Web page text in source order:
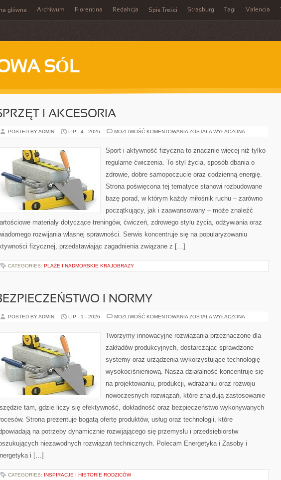
główna Archiwum Fiorentina Redakcja Spis Treści Strasburg Tagi Valencia
SÓL
I AKCESORIA
POSTED BY ADMIN LIP - 4 - 2026 MOŻLIWOŚĆ KOMENTOWANIA SPRZĘT
ZOSTAŁA WYŁĄCZONA
Sport i aktywność fizyczna to znacznie więcej niż tylko
regularne ćwiczenia. To styl życia, sposób dbania o
zdrowie, dobre samopoczucie oraz codzienną energię.
Strona poświęcona tej tematyce stanowi rozbudowane
bazę porad, w którym każdy miłośnik ruchu – zarówno
początkujący, jak i zaawansowany – może znaleźć
materiały dotyczące treningów, ćwiczeń, zdrowego stylu życia, odżywiania oraz
rozwijania własnej sprawności. Serwis koncentruje się na popularyzowaniu
fizycznej, przedstawiając zagadnienia związane z […]
CATEGORIES: PLAŻE I NADMORSKIE KRAJOBRAZY
I NORMY
POSTED BY ADMIN LIP - 1 - 2026 MOŻLIWOŚĆ KOMENTOWANIA BEZPIECZEŃSTWO
ZOSTAŁA WYŁĄCZONA
Tworzymy innowacyjne rozwiązania przeznaczone dla
zakładów produkcyjnych, dostarczając sprawdzone
systemy oraz urządzenia wykorzystujące technologię
wysokociśnieniową. Nasza działalność koncentruje się
na projektowaniu, produkcji, wdrażaniu oraz rozwoju
nowoczesnych rozwiązań, które znajdują zastosowanie
tam, gdzie liczy się efektywność, dokładność oraz bezpieczeństwo wykonywanych
Strona prezentuje bogatą ofertę produktów, usług oraz technologii, które
na potrzeby dynamicznie rozwijającego się przemysłu i przedsiębiorstw
niezawodnych rozwiązań technicznych. Polecam Energetyka i Zasoby i
i […]
CATEGORIES: INSPIRACJE I HISTORIE RODZICÓW